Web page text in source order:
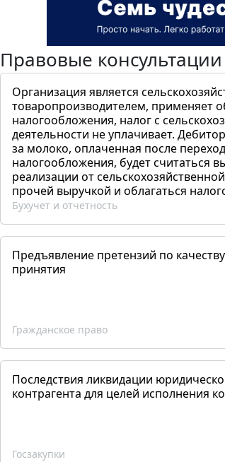
Правовые консультации
Организация является
товаропроизводителем, применяет
налогообложения, налог с
деятельности не уплачивает.
за молоко, оплаченная после
налогообложения, будет считаться
реализации от
прочей выручкой и облагаться
Бухучет и отчетность
Предъявление претензий по
принятия
Гражданское право
Последствия ликвидации
контрагента для целей исполнения
Госзакупки